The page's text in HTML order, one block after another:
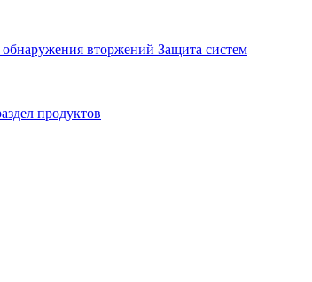
вторжений Защита систем
продуктов